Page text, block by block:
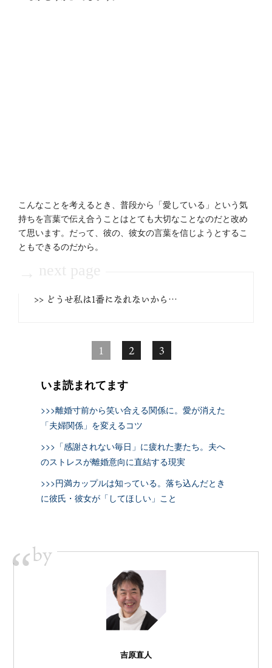
こんなことを考えるとき、普段から「愛している」という気
持ちを言葉で伝え合うことはとても大切なことなのだと改め
て思います。だって、彼の、彼女の言葉を信じようとするこ
ともできるのだから。
>> どうせ私は1番になれないから…
1 2 3
いま読まれてます
>>>離婚寸前から笑い合える関係に。愛が消えた
「夫婦関係」を変えるコツ
>>>「感謝されない毎日」に疲れた妻たち。夫へ
のストレスが離婚意向に直結する現実
>>>円満カップルは知っている。落ち込んだとき
に彼氏・彼女が「してほしい」こと
“by
吉原直人